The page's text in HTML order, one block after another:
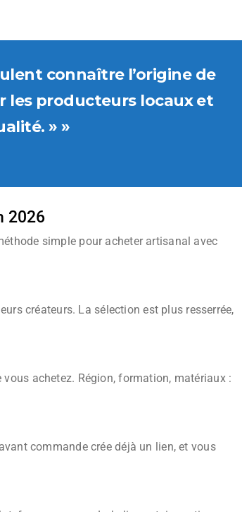
connaître l’origine de
les producteurs locaux et
» »
2026
simple pour acheter artisanal avec
créateurs. La sélection est plus resserrée,
achetez. Région, formation, matériaux :
commande crée déjà un lien, et vous